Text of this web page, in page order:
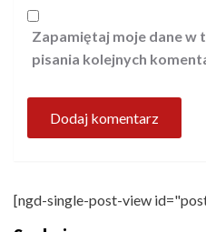
Zapamiętaj moje dane w
pisania kolejnych
[ngd-single-post-view